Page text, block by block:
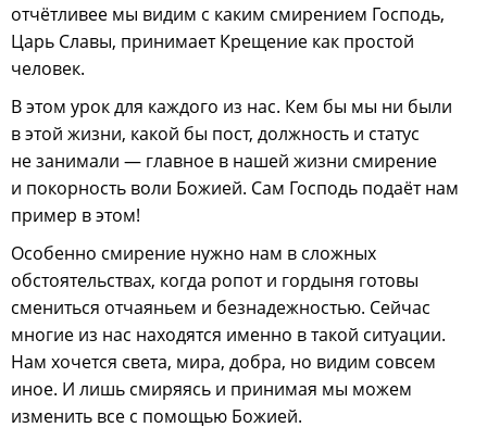
отчётливее мы видим с каким смирением Господь,
Царь Славы, принимает Крещение как простой
человек.
В этом урок для каждого из нас. Кем бы мы ни были
в этой жизни, какой бы пост, должность и статус
не занимали — главное в нашей жизни смирение
и покорность воли Божией. Сам Господь подаёт нам
пример в этом!
Особенно смирение нужно нам в сложных
обстоятельствах, когда ропот и гордыня готовы
смениться отчаяньем и безнадежностью. Сейчас
многие из нас находятся именно в такой ситуации.
Нам хочется света, мира, добра, но видим совсем
иное. И лишь смиряясь и принимая мы можем
изменить все с помощью Божией.